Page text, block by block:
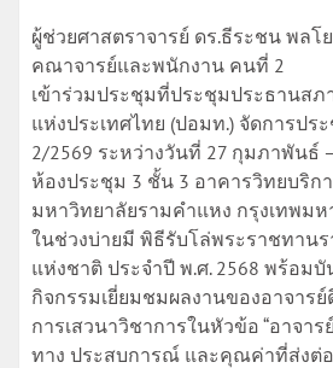
ผู้ช่วยศาสตราจารย์ ดร.ธีระชน พลโ
คณาจารย์และพนักงาน คนที่ 2
เข้าร่วมประชุมที่ประชุมประธานสภ
แห่งประเทศไทย (ปอมท.) จัดการป
2/2569 ระหว่างวันที่ 27 กุมภาพันธ์
ห้องประชุม 3 ชั้น 3 อาคารวิทยบริก
มหาวิทยาลัยรามคำแหง กรุงเทพม
ในช่วงบ่ายมี พิธีรับโล่พระราชทานร
แห่งชาติ ประจำปี พ.ศ. 2568 พร้อม
กิจกรรมเยี่ยมชมผลงานของอาจาร
การเสวนาวิชาการในหัวข้อ “อาจาร
ทาง ประสบการณ์ และคุณค่าที่ส่งต่